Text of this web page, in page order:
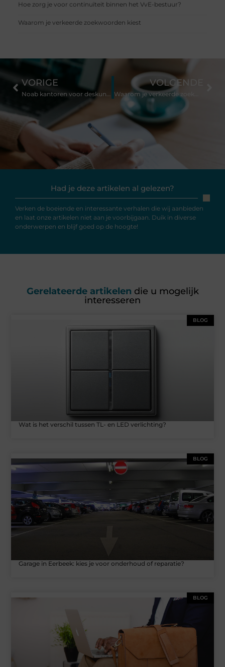
Hoe zorg je voor continuïteit binnen het VvE-bestuur?
Waarom je verkeerde zoekwoorden kiest
Had je deze artikelen al gelezen?
Verken de boeiende en interessante verhalen die wij aanbieden
en laat onze artikelen niet aan je voorbijgaan. Duik in diverse
onderwerpen en blijf goed op de hoogte!
VORIGE
Noab kantoren voor deskundig financieel advies
VOLGENDE
Gerelateerde artikelen die u mogelijk
interesseren
BLOG
Wat is het verschil tussen TL- en LED verlichting?
BLOG
Garage in Eerbeek: kies je voor onderhoud of reparatie?
BLOG